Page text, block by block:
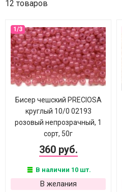
12 товаров
Бисер чешский PRECIOSA
круглый 10/0 02193
розовый непрозрачный, 1
сорт, 50г
360 руб.
В наличии 10 шт.
В желания